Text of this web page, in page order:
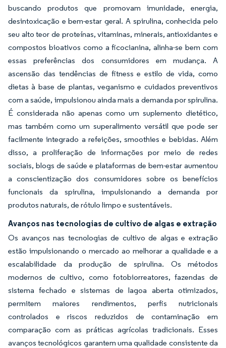
buscando produtos que promovam imunidade, energia,
desintoxicação e bem-estar geral. A spirulina, conhecida pelo
seu alto teor de proteínas, vitaminas, minerais, antioxidantes e
compostos bioativos como a ficocianina, alinha-se bem com
essas preferências dos consumidores em mudança. A
ascensão das tendências de fitness e estilo de vida, como
dietas à base de plantas, veganismo e cuidados preventivos
com a saúde, impulsionou ainda mais a demanda por spirulina.
É considerada não apenas como um suplemento dietético,
mas também como um superalimento versátil que pode ser
facilmente integrado a refeições, smoothies e bebidas. Além
disso, a proliferação de informações por meio de redes
sociais, blogs de saúde e plataformas de bem-estar aumentou
a conscientização dos consumidores sobre os benefícios
funcionais da spirulina, impulsionando a demanda por
produtos naturais, de rótulo limpo e sustentáveis.
Avanços nas tecnologias de cultivo de algas e extração
Os avanços nas tecnologias de cultivo de algas e extração
estão impulsionando o mercado ao melhorar a qualidade e a
escalabilidade da produção de spirulina. Os métodos
modernos de cultivo, como fotobiorreatores, fazendas de
sistema fechado e sistemas de lagoa aberta otimizados,
permitem maiores rendimentos, perfis nutricionais
controlados e riscos reduzidos de contaminação em
comparação com as práticas agrícolas tradicionais. Esses
avanços tecnológicos garantem uma qualidade consistente da